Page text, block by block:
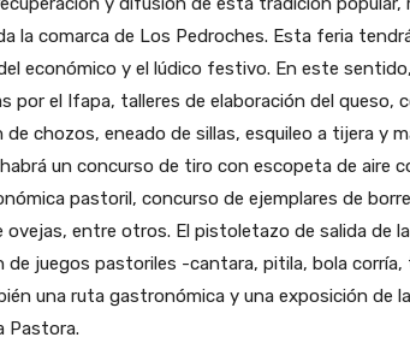
la comarca de Los Pedroches. Esta feria
económico y el lúdico festivo. En este
por el Ifapa, talleres de elaboración del queso,
de chozos, eneado de sillas, esquileo a tijera y
un concurso de tiro con escopeta de aire
pastoril, concurso de ejemplares de
ovejas, entre otros. El pistoletazo de salida de
de juegos pastoriles -cantara, pitila, bola
una ruta gastronómica y una exposición de
Pastora.